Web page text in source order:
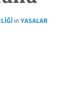
in YASALAR